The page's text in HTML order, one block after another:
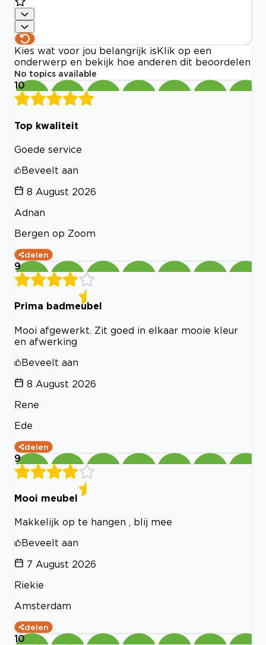
Kies wat voor jou belangrijk is Klik op een
onderwerp en bekijk hoe anderen dit beoordelen
No topics available
10
Top kwaliteit
Goede service
Beveelt aan
8 August 2026
Adnan
Bergen op Zoom
delen
9
Prima badmeubel
Mooi afgewerkt. Zit goed in elkaar mooie kleur
en afwerking
Beveelt aan
8 August 2026
Rene
Ede
delen
9
Mooi meubel
Makkelijk op te hangen , blij mee
Beveelt aan
7 August 2026
Riekie
Amsterdam
delen
10